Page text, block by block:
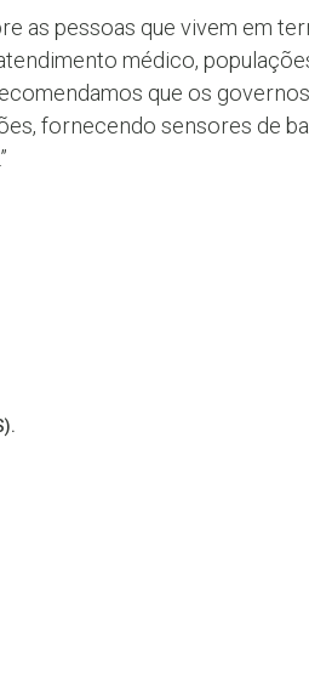
as pessoas que vivem em
médico,
que os
fornecendo sensores de